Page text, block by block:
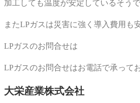
加工しても温度が安定しているそうで
またLPガスは災害に強く導入費用も
LPガスのお問合せは
LPガスのお問合せはお電話で承って
大栄産業株式会社